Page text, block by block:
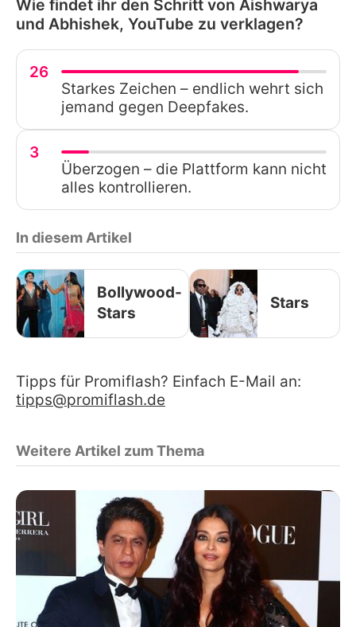
Wie findet ihr den Schritt von Aishwarya
und Abhishek, YouTube zu verklagen?
26
Starkes Zeichen – endlich wehrt sich
jemand gegen Deepfakes.
3
Überzogen – die Plattform kann nicht
alles kontrollieren.
In diesem Artikel
Bollywood-
Stars
Stars
Tipps für Promiflash? Einfach E-Mail an:
tipps@promiflash.de
Weitere Artikel zum Thema